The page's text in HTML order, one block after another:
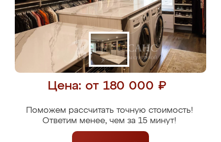
Цена: от 180 000 ₽
Поможем рассчитать точную стоимость!
Ответим менее, чем за 15 минут!